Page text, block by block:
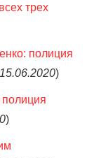
трех
полиция
15.06.2020)
)